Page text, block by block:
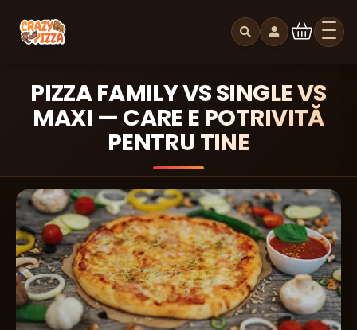
PIZZA FAMILY VS SINGLE VS
MAXI — CARE E POTRIVITĂ
PENTRU TINE